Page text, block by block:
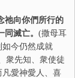
祂向你們所行的
滅亡。 (撒母耳
如今仍然成就
衆先知、衆使徒
愛神愛人、喜